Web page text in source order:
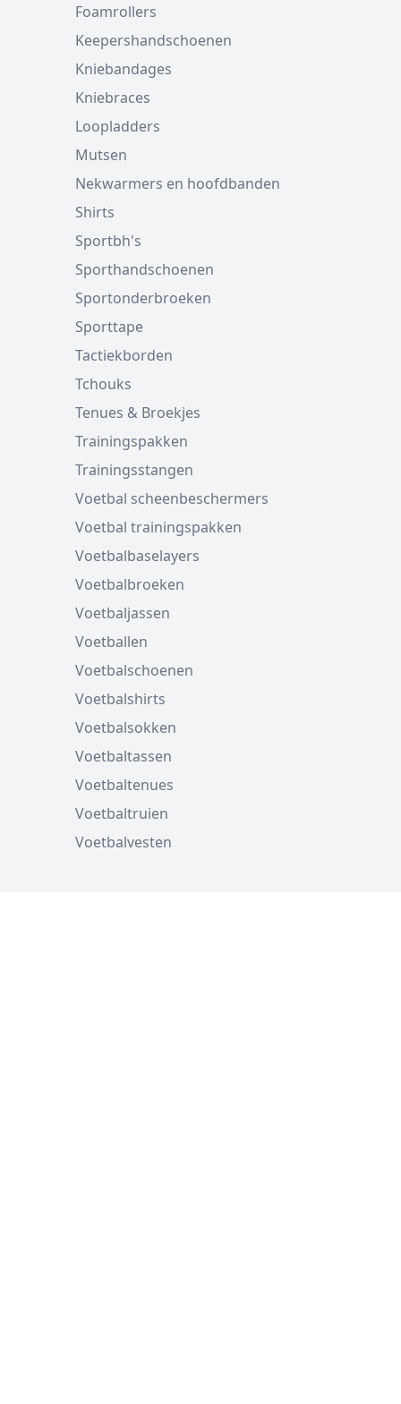
Foamrollers
Keepershandschoenen
Kniebandages
Kniebraces
Loopladders
Mutsen
Nekwarmers en hoofdbanden
Shirts
Sportbh's
Sporthandschoenen
Sportonderbroeken
Sporttape
Tactiekborden
Tchouks
Tenues & Broekjes
Trainingspakken
Trainingsstangen
Voetbal scheenbeschermers
Voetbal trainingspakken
Voetbalbaselayers
Voetbalbroeken
Voetbaljassen
Voetballen
Voetbalschoenen
Voetbalshirts
Voetbalsokken
Voetbaltassen
Voetbaltenues
Voetbaltruien
Voetbalvesten